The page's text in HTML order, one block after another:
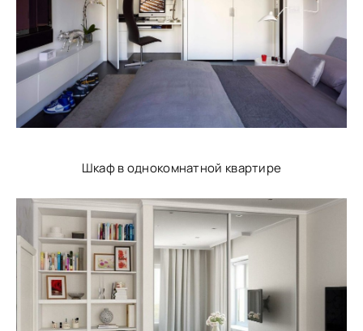
Шкаф в однокомнатной квартире